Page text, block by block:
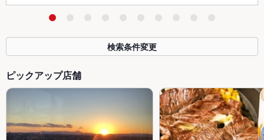
検索条件変更
ピックアップ店舗